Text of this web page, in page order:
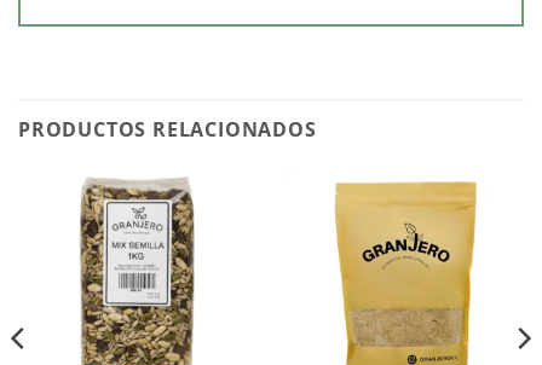
PRODUCTOS RELACIONADOS